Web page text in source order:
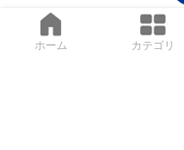
ホーム カテゴリ